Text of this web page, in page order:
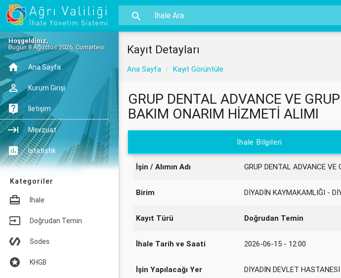
Hoşgeldiniz,
Bugün 8 Ağustos 2026, Cumartesi
Ana Sayfa
Kurum Girişi
İletişim
Mevzuat
İstatistik
Kategoriler
İhale
Doğrudan Temin
Sodes
KHGB
Kayıt Detayları
Ana Sayfa Kayıt Görüntüle
GRUP DENTAL ADVANCE VE
BAKIM ONARIM HİZMETİ ALIMI
İhale Bilgileri
İşin / Alımın Adı GRUP DENTAL ADVANCE
Birim DİYADİN KAYMAKAMLIĞI -
Kayıt Türü Doğrudan Temin
İhale Tarih ve Saati 2026-06-15 - 12:00
İşin Yapılacağı Yer DİYADİN DEVLET HASTANESİ